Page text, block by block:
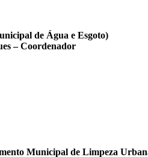
de Água e Esgoto)
– Coordenador
Municipal de Limpeza